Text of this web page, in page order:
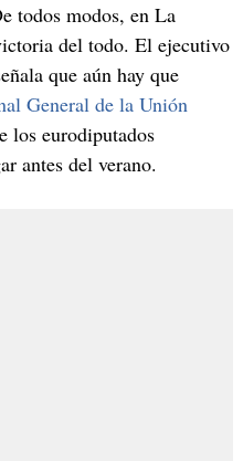
todos modos, en La
del todo. El ejecutivo
que aún hay que
General de la Unión
los eurodiputados
antes del verano.